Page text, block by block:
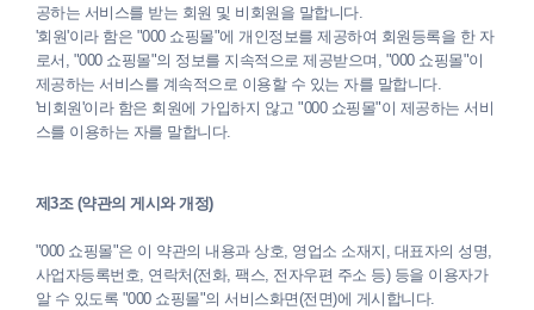
OTHERS
공하는 서비스를 받는 회원 및 비회원을 말합니다.
'회원'이라 함은 "000 쇼핑몰"에 개인정보를 제공하여 회원등록을 한 자
로서, "000 쇼핑몰"의 정보를 지속적으로 제공받으며, "000 쇼핑몰"이
제공하는 서비스를 계속적으로 이용할 수 있는 자를 말합니다.
'비회원'이라 함은 회원에 가입하지 않고 "000 쇼핑몰"이 제공하는 서비
스를 이용하는 자를 말합니다.
제3조 (약관의 게시와 개정)
"000 쇼핑몰"은 이 약관의 내용과 상호, 영업소 소재지, 대표자의 성명,
사업자등록번호, 연락처(전화, 팩스, 전자우편 주소 등) 등을 이용자가
알 수 있도록 "000 쇼핑몰"의 서비스화면(전면)에 게시합니다.